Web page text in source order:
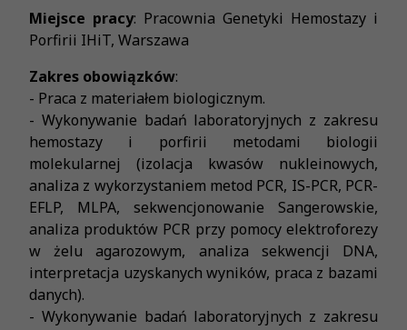
Miejsce pracy: Pracownia Genetyki Hemostazy i
Porfirii IHiT, Warszawa
Zakres obowiązków:
- Praca z materiałem biologicznym.
- Wykonywanie badań laboratoryjnych z zakresu
hemostazy i porfirii metodami biologii
molekularnej (izolacja kwasów nukleinowych,
analiza z wykorzystaniem metod PCR, IS-PCR, PCR-
EFLP, MLPA, sekwencjonowanie Sangerowskie,
analiza produktów PCR przy pomocy elektroforezy
w żelu agarozowym, analiza sekwencji DNA,
interpretacja uzyskanych wyników, praca z bazami
danych).
- Wykonywanie badań laboratoryjnych z zakresu